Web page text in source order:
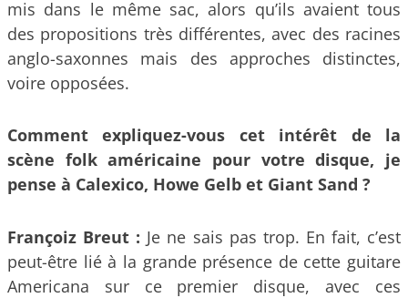
mis dans le même sac, alors qu’ils avaient tous
des propositions très différentes, avec des racines
anglo-saxonnes mais des approches distinctes,
voire opposées.
Comment expliquez-vous cet intérêt de la
scène folk américaine pour votre disque, je
pense à Calexico, Howe Gelb et Giant Sand ?
Françoiz Breut : Je ne sais pas trop. En fait, c’est
peut-être lié à la grande présence de cette guitare
Americana sur ce premier disque, avec ces